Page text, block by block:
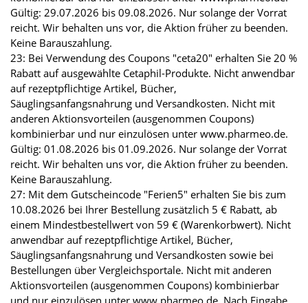
Gültig: 29.07.2026 bis 09.08.2026. Nur solange der Vorrat
reicht. Wir behalten uns vor, die Aktion früher zu beenden.
Keine Barauszahlung.
23: Bei Verwendung des Coupons "ceta20" erhalten Sie 20 %
Rabatt auf ausgewählte Cetaphil-Produkte. Nicht anwendbar
auf rezeptpflichtige Artikel, Bücher,
Säuglingsanfangsnahrung und Versandkosten. Nicht mit
anderen Aktionsvorteilen (ausgenommen Coupons)
kombinierbar und nur einzulösen unter www.pharmeo.de.
Gültig: 01.08.2026 bis 01.09.2026. Nur solange der Vorrat
reicht. Wir behalten uns vor, die Aktion früher zu beenden.
Keine Barauszahlung.
27: Mit dem Gutscheincode "Ferien5" erhalten Sie bis zum
10.08.2026 bei Ihrer Bestellung zusätzlich 5 € Rabatt, ab
einem Mindestbestellwert von 59 € (Warenkorbwert). Nicht
anwendbar auf rezeptpflichtige Artikel, Bücher,
Säuglingsanfangsnahrung und Versandkosten sowie bei
Bestellungen über Vergleichsportale. Nicht mit anderen
Aktionsvorteilen (ausgenommen Coupons) kombinierbar